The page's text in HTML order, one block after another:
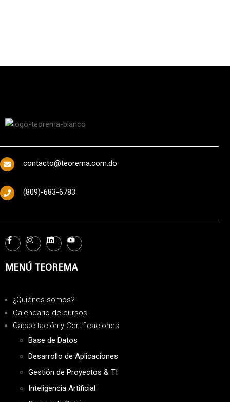
contacto@teorema.com.do
(809)-683-6783
MENÚ TEOREMA
¿Quiénes somos?
Calendario de cursos
Capacitación y Certificaciones
Base de Datos
Desarrollo de Aplicaciones
Gestión de Proyectos & TI
Inteligencia Artificial